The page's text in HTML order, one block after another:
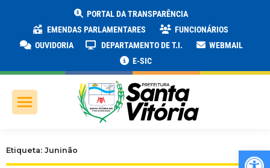
PORTAL DA TRANSPARÊNCIA
EMENDAS PARLAMENTARES
FUNCIONÁRIOS
OUVIDORIA
DEPARTAMENTO DE T.I.
WEBMAIL
E-SIC
Etiqueta: Juninão